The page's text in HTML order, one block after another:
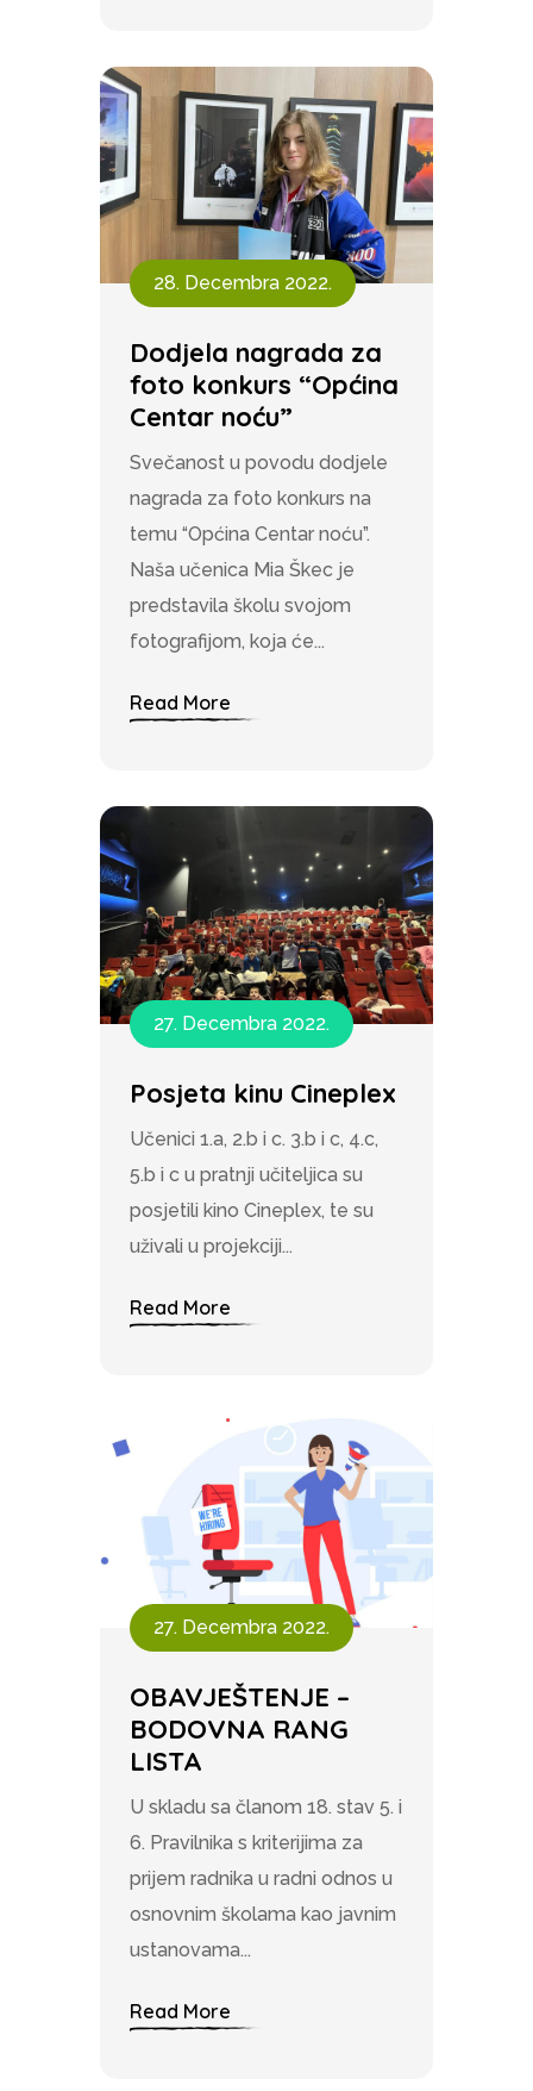
28. Decembra 2022.
Dodjela nagrada za
foto konkurs “Općina
Centar noću”
Svečanost u povodu dodjele
nagrada za foto konkurs na
temu “Općina Centar noću”.
Naša učenica Mia Škec je
predstavila školu svojom
fotografijom, koja će...
Read More
27. Decembra 2022.
Posjeta kinu Cineplex
Učenici 1.a, 2.b i c. 3.b i c, 4.c,
5.b i c u pratnji učiteljica su
posjetili kino Cineplex, te su
uživali u projekciji...
Read More
27. Decembra 2022.
OBAVJEŠTENJE –
BODOVNA RANG
LISTA
U skladu sa članom 18. stav 5. i
6. Pravilnika s kriterijima za
prijem radnika u radni odnos u
osnovnim školama kao javnim
ustanovama...
Read More